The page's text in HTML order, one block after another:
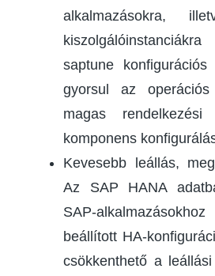
alkalmazásokra,
saptune
gyorsul az
magas
komponens
Kevesebb leállás,
Az SAP HANA
SAP-
beállított HA-
csökkenthető a